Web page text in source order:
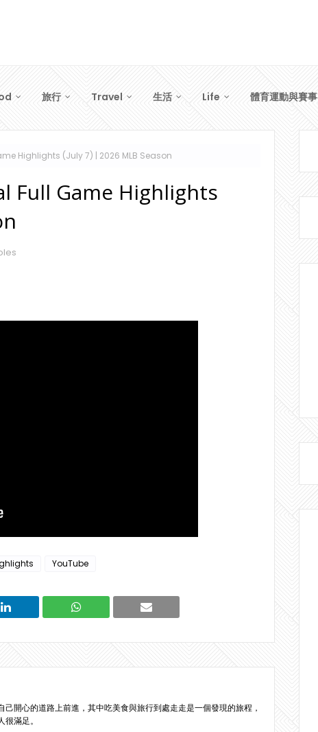
旅行 Travel 生活 Life 體育運動與賽事
Highlights (July 7) | 2026 MLB Season
Full Game Highlights
YouTube
開心的道路上前進，其中吃美食與旅行到處走走是一個發現的旅程，
滿足。